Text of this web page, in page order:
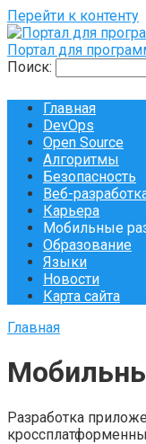
Перейти к контенту
Портал для
Поиск:
Главная
DevOps
Open Source
Алгоритмы
Безопасность
Веб-
Карьера
Мобильные
Образование
Языки
Новости
Карта сайта
Главная
Разработка